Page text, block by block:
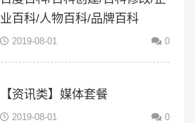
业百科/人物百科/品牌百科
2019-08-01 0
【资讯类】媒体套餐
2019-08-01 0